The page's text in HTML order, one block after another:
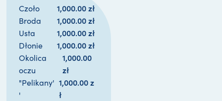
Czoło 1,000.00 zł
Broda 1,000.00 zł
Usta 1,000.00 zł
Dłonie 1,000.00 zł
Okolica
oczu
1,000.00
zł
"Pelikany'
'
1,000.00 z
ł